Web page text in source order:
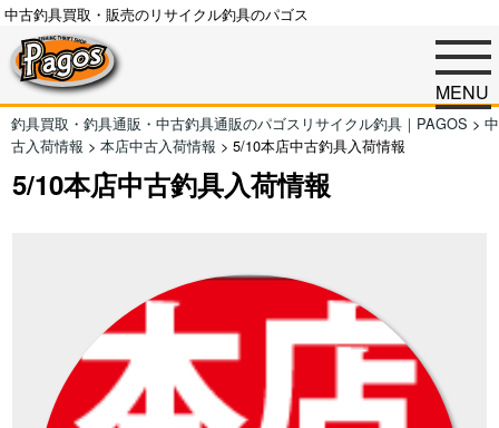
中古釣具買取・販売のリサイクル釣具のパゴス
MENU
釣具買取・釣具通販・中古釣具通販のパゴスリサイクル釣具｜PAGOS > 中
古入荷情報 > 本店中古入荷情報 > 5/10本店中古釣具入荷情報
5/10本店中古釣具入荷情報